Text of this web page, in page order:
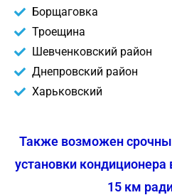
Борщаговка
Троещина
Шевченковский район
Днепровский район
Харьковский
Также возможен
установки кондиционера
15 км